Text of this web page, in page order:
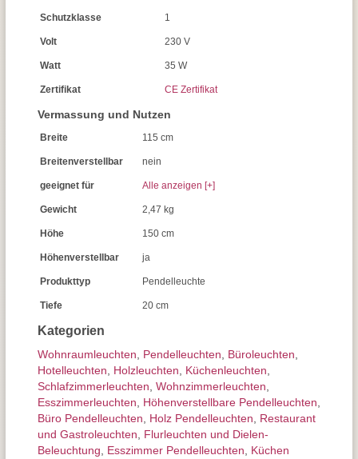
Kategorien
Wohnraum­leuchten Pendel­leuchten Büroleuchten
Hotelleuchten
Holzleuchten Küchenleuchten
Schlafzimmer­leuchten Wohnzimmer­leuchten
Esszimmer­­leuchten
Höhen­verstellbare Pendelleuchten
Büro Pendelleuchten
Holz Pendelleuchten
Restaurant
und Gastroleuchten
Flurleuchten und Dielen-
Beleuchtung
Esszimmer Pendelleuchten
Küchen
Schutzklasse 1
Volt 230 V
Watt 35 W
Zertifikat CE Zertifikat
Vermassung und Nutzen
Breite 115 cm
Breitenverstellbar nein
geeignet für Alle anzeigen [+]
Gewicht 2,47 kg
Höhe 150 cm
Höhenverstellbar ja
Produkttyp Pendelleuchte
Tiefe 20 cm